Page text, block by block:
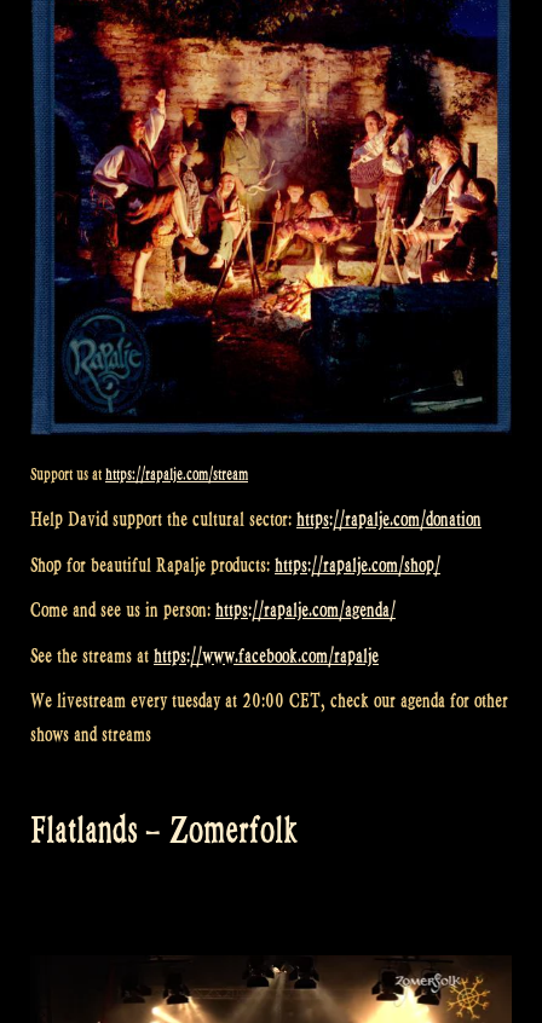
Support us athttps://rapalje.com/stream
Help David support the cultural sector: https://rapalje.com/donation
Shop for beautiful Rapalje products: https://rapalje.com/shop/
Come and see us in person: https://rapalje.com/agenda/
See the streams at https://www.facebook.com/rapalje
We livestream every tuesday at 20:00 CET, check our agenda for other
shows and streams
Flatlands – Zomerfolk